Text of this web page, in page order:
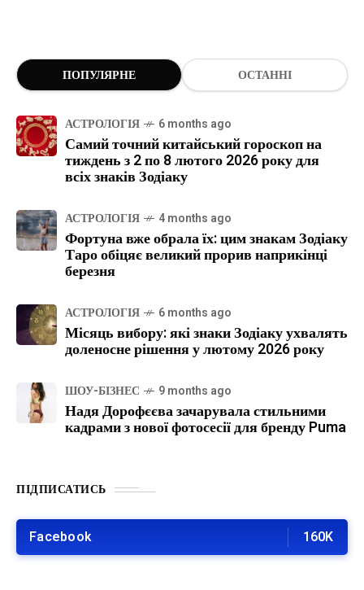
ПОПУЛЯРНЕ ОСТАННІ
АСТРОЛОГІЯ 6 months ago
Самий точний китайський гороскоп на
тиждень з 2 по 8 лютого 2026 року для
всіх знаків Зодіаку
АСТРОЛОГІЯ 4 months ago
Фортуна вже обрала їх: цим знакам Зодіаку
Таро обіцяє великий прорив наприкінці
березня
АСТРОЛОГІЯ 6 months ago
Місяць вибору: які знаки Зодіаку ухвалять
доленосне рішення у лютому 2026 року
ШОУ-БІЗНЕС 9 months ago
Надя Дорофєєва зачарувала стильними
кадрами з нової фотосесії для бренду Puma
ПІДПИСАТИСЬ
Facebook 160K